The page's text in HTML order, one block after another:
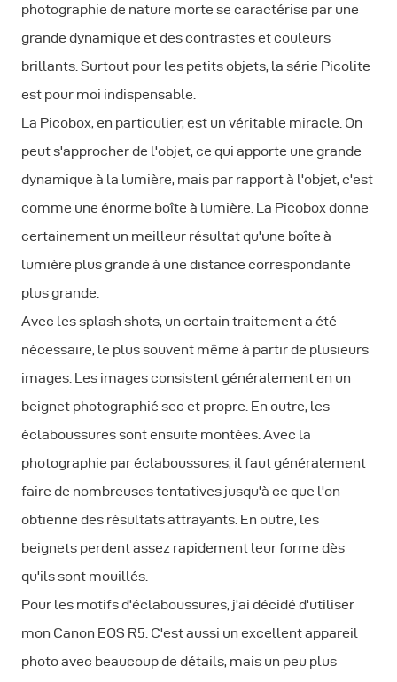
photographie de nature morte se caractérise par une
grande dynamique et des contrastes et couleurs
brillants. Surtout pour les petits objets, la série Picolite
est pour moi indispensable.
La Picobox, en particulier, est un véritable miracle. On
peut s'approcher de l'objet, ce qui apporte une grande
dynamique à la lumière, mais par rapport à l'objet, c'est
comme une énorme boîte à lumière. La Picobox donne
certainement un meilleur résultat qu'une boîte à
lumière plus grande à une distance correspondante
plus grande.
Avec les splash shots, un certain traitement a été
nécessaire, le plus souvent même à partir de plusieurs
images. Les images consistent généralement en un
beignet photographié sec et propre. En outre, les
éclaboussures sont ensuite montées. Avec la
photographie par éclaboussures, il faut généralement
faire de nombreuses tentatives jusqu'à ce que l'on
obtienne des résultats attrayants. En outre, les
beignets perdent assez rapidement leur forme dès
qu'ils sont mouillés.
Pour les motifs d'éclaboussures, j'ai décidé d'utiliser
mon Canon EOS R5. C'est aussi un excellent appareil
photo avec beaucoup de détails, mais un peu plus